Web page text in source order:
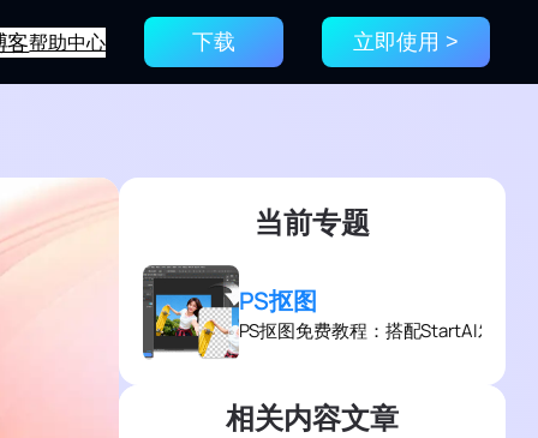
客帮助中心 下载 立即使用 >
当前专题
PS抠图
PS抠图免费教程：搭配StartAI发丝
相关内容文章